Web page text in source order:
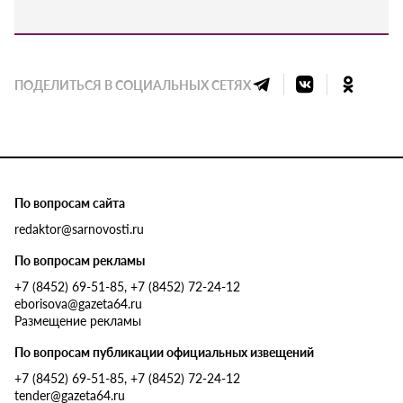
ПОДЕЛИТЬСЯ В СОЦИАЛЬНЫХ СЕТЯХ
По вопросам сайта
redaktor@sarnovosti.ru
По вопросам рекламы
+7 (8452) 69-51-85, +7 (8452) 72-24-12
eborisova@gazeta64.ru
Размещение рекламы
По вопросам публикации официальных извещений
+7 (8452) 69-51-85, +7 (8452) 72-24-12
tender@gazeta64.ru